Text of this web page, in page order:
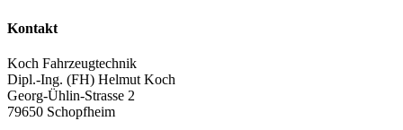
Kontakt
Koch Fahrzeugtechnik
Dipl.-Ing. (FH) Helmut Koch
Georg-Ühlin-Strasse 2
79650 Schopfheim